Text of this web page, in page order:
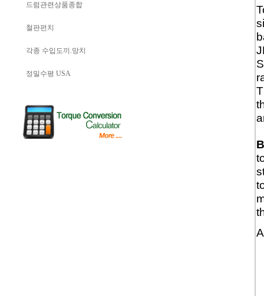
드럼관련상품종합
철판펀치
각종 수입도끼.망치
정밀수평 USA